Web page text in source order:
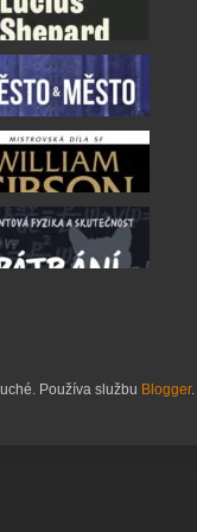
Používa službu Blogger.